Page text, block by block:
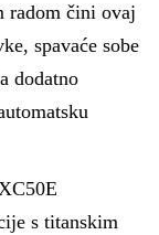
radom čini ovaj
spavaće sobe
dodatno
s titanskim